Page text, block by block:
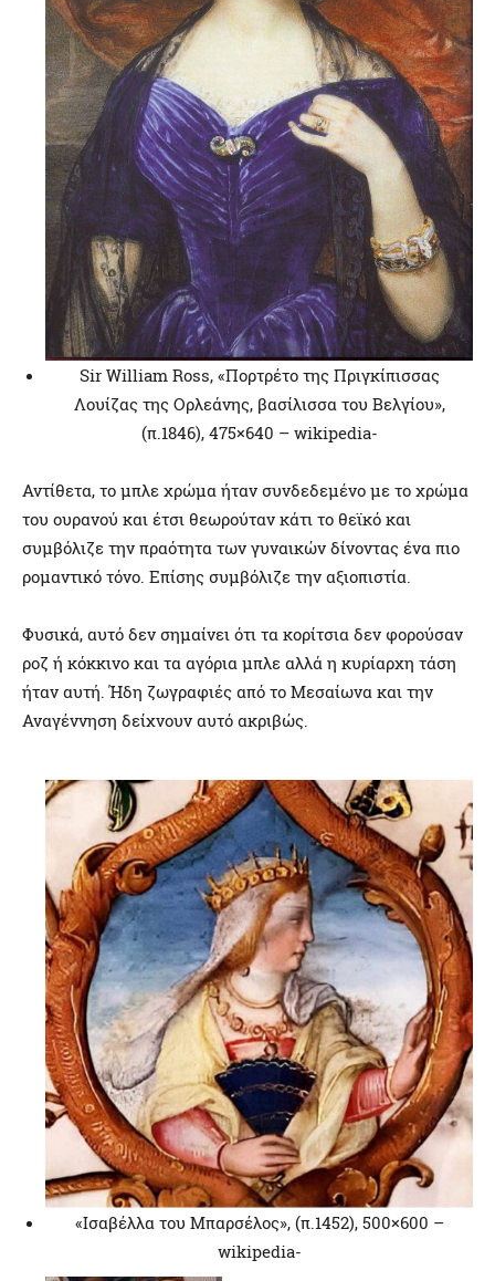
Sir William Ross, «Πορτρέτο της Πριγκίπισσας
Λουίζας της Ορλεάνης, βασίλισσα του Βελγίου»,
(π.1846), 475×640 – wikipedia-
Αντίθετα, το μπλε χρώμα ήταν συνδεδεμένο με το χρώμα
του ουρανού και έτσι θεωρούταν κάτι το θεϊκό και
συμβόλιζε την πραότητα των γυναικών δίνοντας ένα πιο
ρομαντικό τόνο. Επίσης συμβόλιζε την αξιοπιστία.
Φυσικά, αυτό δεν σημαίνει ότι τα κορίτσια δεν φορούσαν
ροζ ή κόκκινο και τα αγόρια μπλε αλλά η κυρίαρχη τάση
ήταν αυτή. Ήδη ζωγραφιές από το Μεσαίωνα και την
Αναγέννηση δείχνουν αυτό ακριβώς.
«Ισαβέλλα του Μπαρσέλος», (π.1452), 500×600 –
wikipedia-